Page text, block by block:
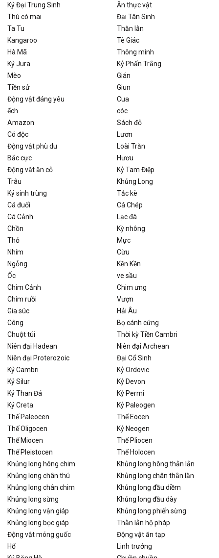
Kỷ Đại Trung Sinh
Ăn thực vật
Thú có mai
Đại Tân Sinh
Ta Tu
Thằn lằn
Kangaroo
Tê Giác
Hà Mã
Thông minh
Kỷ Jura
Kỷ Phấn Trắng
Mèo
Gián
Tiền sử
Giun
Động vật đáng yêu
Cua
ếch
cóc
Amazon
Sách đỏ
Có độc
Lươn
Động vật phù du
Loài Trăn
Bắc cực
Hươu
Động vật ăn cỏ
Kỷ Tam Điệp
Trâu
Khủng Long
Ký sinh trùng
Tắc kè
Cá đuối
Cá Chép
Cá Cảnh
Lạc đà
Chồn
Kỳ nhông
Thỏ
Mực
Nhím
Cừu
Ngỗng
Kền Kền
Ốc
ve sầu
Chim Cảnh
Chim ưng
Chim ruồi
Vượn
Gia súc
Hải Âu
Công
Bọ cánh cứng
Chuột túi
Thời kỳ Tiền Cambri
Niên đại Hadean
Niên đại Archean
Niên đại Proterozoic
Đại Cổ Sinh
Kỷ Cambri
Kỷ Ordovic
Kỷ Silur
Kỷ Devon
Kỷ Than Đá
Kỷ Permi
Kỷ Creta
Kỷ Paleogen
Thế Paleocen
Thế Eocen
Thế Oligocen
Kỷ Neogen
Thế Miocen
Thế Pliocen
Thế Pleistocen
Thế Holocen
Khủng long hông chim
Khủng long hông thằn lằn
Khủng long chân thú
Khủng long chân thằn lằn
Khủng long chân chim
Khủng long đầu diềm
Khủng long sừng
Khủng long đầu dày
Khủng long vận giáp
Khủng long phiến sừng
Khủng long bọc giáp
Thằn lằn hộ pháp
Động vật móng guốc
Động vật ăn tạp
Hổ
Linh trưởng